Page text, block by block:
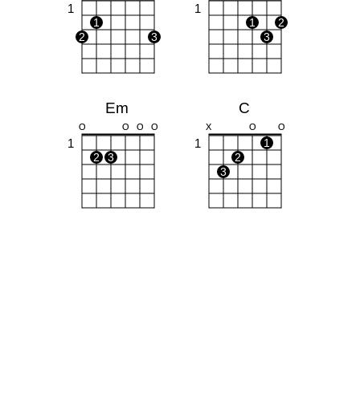
1
1
2
3
1
1
2
3
Em
O O O O
1
2 3
C
X O O
1
1
2
3